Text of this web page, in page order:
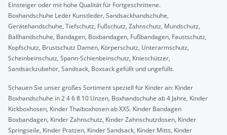
Einsteiger oder mit hohe Qualität für Fortgeschrittene.
Boxhandschuhe Leder Kunstleder, Sandsackhandschuhe,
Gerätehandschuhe, Tiefschutz, Fußschutz, Zahnschutz, Mundschutz,
Ballhandschuhe, Bandagen, Boxbandagen, Fußbandagen, Faustschutz,
Kopfschutz, Brustschutz Damen, Körperschutz, Unterarmschutz,
Scheinbeinschutz, Spann-Schienbeinschutz, Knieschützer,
Sandsackzubehör, Sandsack, Boxsack gefüllt und ungefüllt.
Schauen Sie unser großes Sortiment speziell für Kinder an: Kinder
Boxhandschuhe in 2 4 6 8 10 Unzen, Boxhandschuhe ab 4 Jahre, Kinder
Kickboxhosen, Kinder Thaiboxhosen ab XXS. Kinder Bandagen
Boxbandagen, Kinder Zahnschutz, Kinder Zahnschutzdosen, Kinder
Springseile, Kinder Pratzen, Kinder Sandsack, Kinder Mitts, Kinder